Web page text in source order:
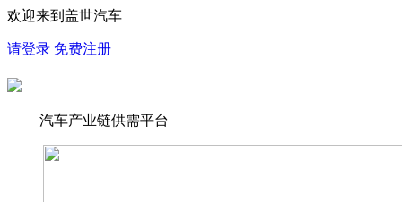
欢迎来到盖世汽车
请登录 免费注册
—— 汽车产业链供需平台 ——